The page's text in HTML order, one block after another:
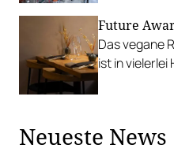
Flasche.
Future
Das vegane
ist in vielerlei
Neueste News